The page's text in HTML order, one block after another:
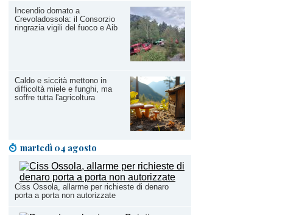
Incendio domato a
Crevoladossola: il Consorzio
ringrazia vigili del fuoco e Aib
Caldo e siccità mettono in
difficoltà miele e funghi, ma
soffre tutta l'agricoltura
martedì 04 agosto
Ciss Ossola, allarme per richieste di denaro
porta a porta non autorizzate